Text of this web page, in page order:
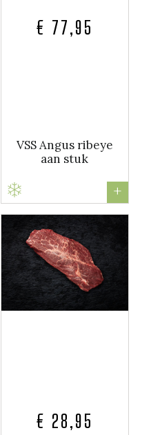
€ 77,95
VSS Angus ribeye
aan stuk
+
€ 28,95